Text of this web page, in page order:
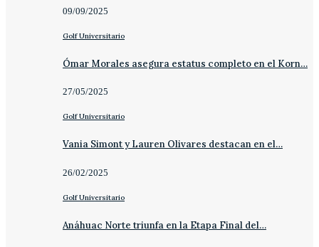
09/09/2025
Golf Universitario
Ómar Morales asegura estatus completo en el Korn…
27/05/2025
Golf Universitario
Vania Simont y Lauren Olivares destacan en el…
26/02/2025
Golf Universitario
Anáhuac Norte triunfa en la Etapa Final del…